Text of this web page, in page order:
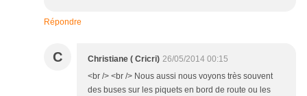
Répondre
C Christiane ( Cricri) 26/05/2014 00:15
<br /> <br /> Nous aussi nous voyons très souvent
des buses sur les piquets en bord de route ou les